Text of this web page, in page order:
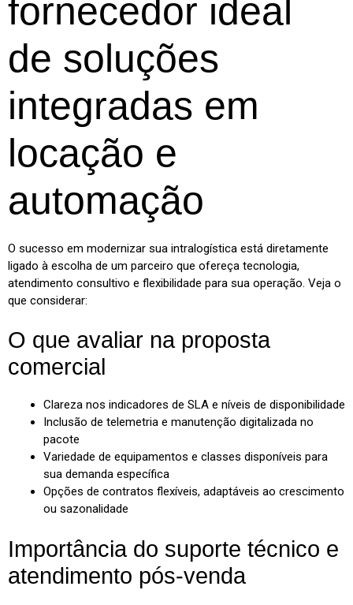
fornecedor ideal
de soluções
integradas em
locação e
automação
O sucesso em modernizar sua intralogística está diretamente
ligado à escolha de um parceiro que ofereça tecnologia,
atendimento consultivo e flexibilidade para sua operação. Veja o
que considerar:
O que avaliar na proposta
comercial
Clareza nos indicadores de SLA e níveis de disponibilidade
Inclusão de telemetria e manutenção digitalizada no
pacote
Variedade de equipamentos e classes disponíveis para
sua demanda específica
Opções de contratos flexíveis, adaptáveis ao crescimento
ou sazonalidade
Importância do suporte técnico e
atendimento pós-venda